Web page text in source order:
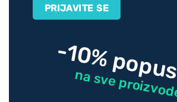
-10%
na sve